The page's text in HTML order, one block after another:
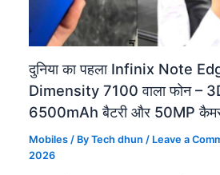
दुनिया का पहला Infinix Note
Dimensity 7100 वाला फोन –
6500mAh बैटरी और 50MP
Mobiles / ByTech dhun / Leave a
2026